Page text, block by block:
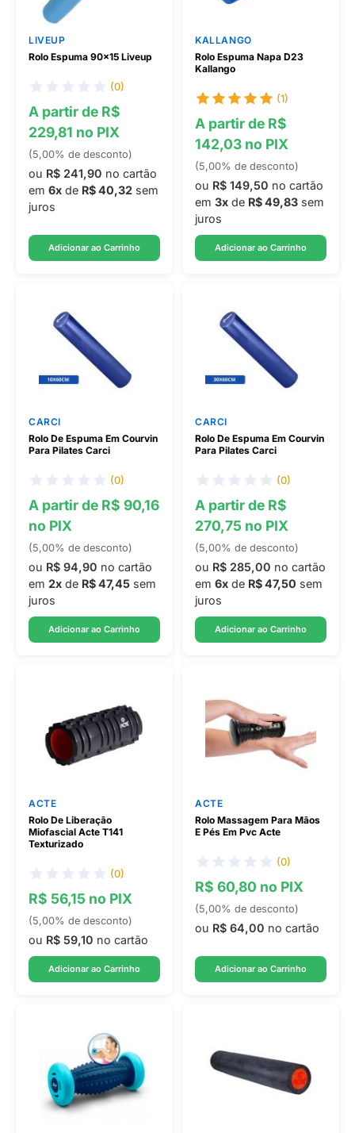
LIVEUP
Rolo Espuma 90x15 Liveup
(0)
A partir de R$
229,81 no PIX
(5,00% de desconto)
ou R$ 241,90 no cartão
em 6x de R$ 40,32 sem
juros
Adicionar ao Carrinho
KALLANGO
Rolo Espuma Napa D23
Kallango
(1)
A partir de R$
142,03 no PIX
(5,00% de desconto)
ou R$ 149,50 no cartão
em 3x de R$ 49,83 sem
juros
Adicionar ao Carrinho
CARCI
Rolo De Espuma Em Courvin
Para Pilates Carci
(0)
A partir de R$ 90,16
no PIX
(5,00% de desconto)
ou R$ 94,90 no cartão
em 2x de R$ 47,45 sem
juros
Adicionar ao Carrinho
CARCI
Rolo De Espuma Em Courvin
Para Pilates Carci
(0)
A partir de R$
270,75 no PIX
(5,00% de desconto)
ou R$ 285,00 no cartão
em 6x de R$ 47,50 sem
juros
Adicionar ao Carrinho
ACTE
Rolo De Liberação
Miofascial Acte T141
Texturizado
(0)
R$ 56,15 no PIX
(5,00% de desconto)
ou R$ 59,10 no cartão
Adicionar ao Carrinho
ACTE
Rolo Massagem Para Mãos
E Pés Em Pvc Acte
(0)
R$ 60,80 no PIX
(5,00% de desconto)
ou R$ 64,00 no cartão
Adicionar ao Carrinho